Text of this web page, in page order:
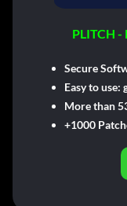
PLITCH
Secure
Easy to use:
More than
+1000